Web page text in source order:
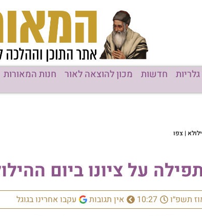
גלריות חדשות מכון להוצאה לאור חנות המאורות
| צפו
על ציונו ביום
תשפ״ו 10:27 אין תגובות עקבו אחרינו בגוגל